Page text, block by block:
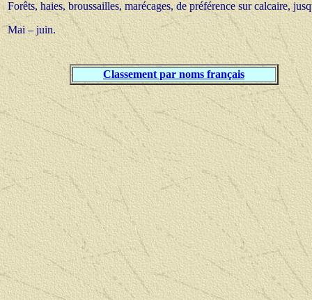
Forêts, haies, broussailles, marécages, de préférence sur calcaire,
Mai – juin.
Classement par noms français